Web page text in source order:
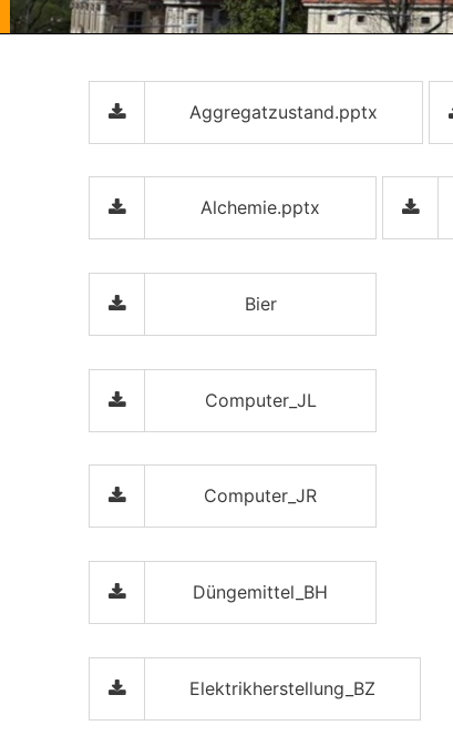
Aggregatzustand.pptx
Alchemie.pptx
Bier
Computer_JL
Computer_JR
Düngemittel_BH
Elektrikherstellung_BZ